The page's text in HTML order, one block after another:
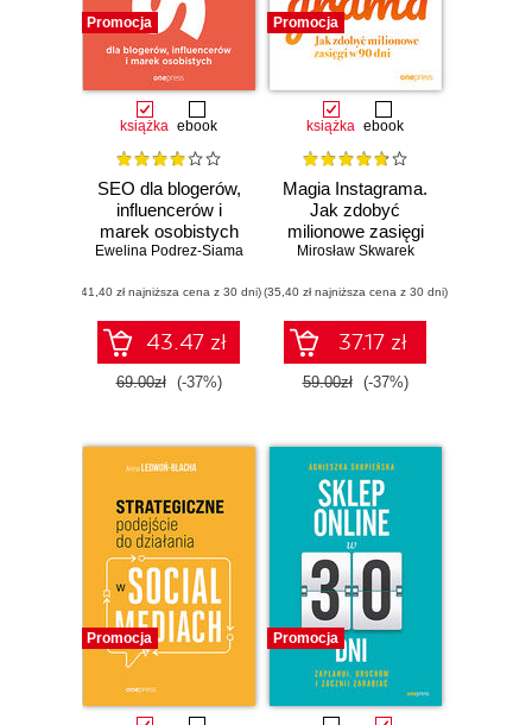
Promocja
książka ebook
SEO dla blogerów,
influencerów i
marek osobistych
Ewelina Podrez-Siama
(41,40 zł najniższa cena z 30 dni)
43.47 zł
69.00zł (-37%)
Promocja
książka ebook
Magia Instagrama.
Jak zdobyć
milionowe zasięgi
w 90 dni
Mirosław Skwarek
(35,40 zł najniższa cena z 30 dni)
37.17 zł
59.00zł (-37%)
Promocja Promocja